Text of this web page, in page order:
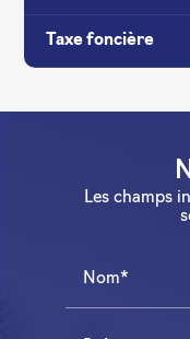
Taxe foncière
Les champs
Nom*